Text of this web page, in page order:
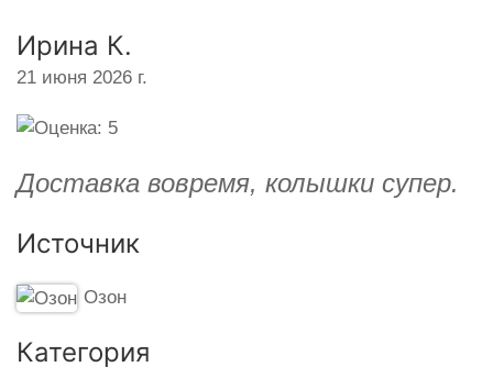
Ирина К.
21 июня 2026 г.
Доставка вовремя, колышки супер.
Источник
Озон
Категория